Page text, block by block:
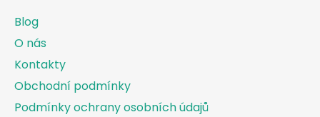
Blog
O nás
Kontakty
Obchodní podmínky
Podmínky ochrany osobních údajů